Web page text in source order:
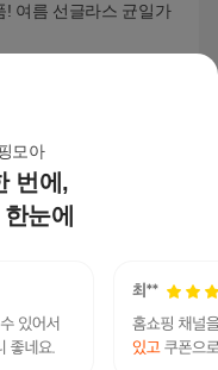
모아
번에,
눈에
! 여름 선글라스 균일가
치룩 동남아 휴양룩 레
랜덤발송